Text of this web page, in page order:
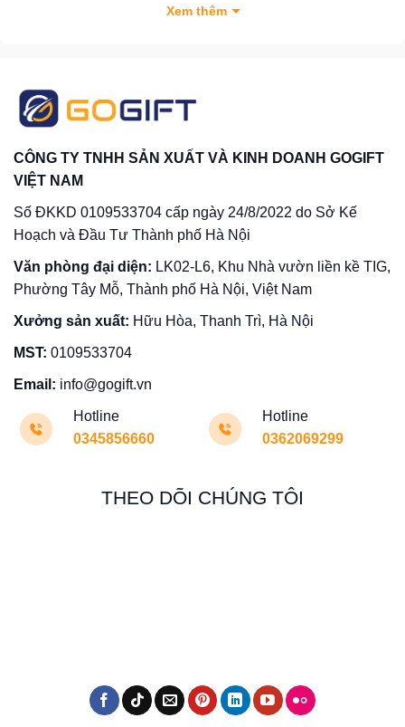
Cúp bóng đá là mơ ước, là niềm hãnh diện lớn nhất lưu
còn truyền lửa tinh thần thể thao lan tỏa mãnh liệt. Có thể
nói, đây là món quà vinh danh danh giá và là phần thưởng
xứng đáng cho nỗ lực thi đấu của các đội bóng.
Cúp lưu niệm bóng đá không chỉ có ý nghĩa tinh thần cao
đẹp mà còn có giá trị thẩm mỹ cao và độ bền đẹp lý tưởng.
Phần thân tặng phẩm thường được in khắc thông điệp sắc
nâng đỡ vững chắc giúp trưng bày tặng phẩm sang trọng
hơn giữa không gian.
Xem thêm
CÔNG TY TNHH SẢN XUẤT VÀ KINH DOANH GOGIFT
VIỆT NAM
Số ĐKKD 0109533704 cấp ngày 24/8/2022 do Sở Kế
Hoạch và Đầu Tư Thành phố Hà Nội
Văn phòng đại diện: LK02-L6, Khu Nhà vườn liền kề TIG,
Phường Tây Mỗ, Thành phố Hà Nội, Việt Nam
Xưởng sản xuất: Hữu Hòa, Thanh Trì, Hà Nội
MST: 0109533704
Email: info@gogift.vn
Hotline
0345856660
Hotline
0362069299
THEO DÕI CHÚNG TÔI